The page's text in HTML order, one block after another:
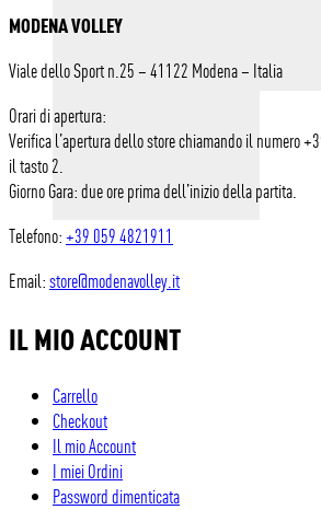
MODENA VOLLEY
Viale dello Sport n.25 – 41122 Modena – Italia
Orari di apertura:
Verifica l’apertura dello store chiamando il numero
il tasto 2.
Giorno Gara: due ore prima dell’inizio della partita.
Telefono:+39 059 4821911
Email:store@modenavolley.it
IL MIO ACCOUNT
Carrello
Checkout
Il mio Account
I miei Ordini
Password dimenticata